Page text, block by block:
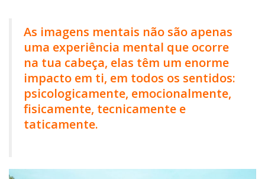
As imagens mentais não são apenas
uma experiência mental que ocorre
na tua cabeça, elas têm um enorme
impacto em ti, em todos os sentidos:
psicologicamente, emocionalmente,
fisicamente, tecnicamente e
taticamente.